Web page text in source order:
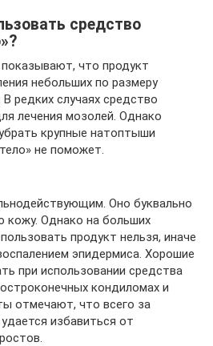
средство
что продукт
небольших по размеру
редких случаях средство
лечения мозолей. Однако
крупные натоптыши
не поможет.
Оно буквально
кожу. Однако на больших
продукт нельзя, иначе
эпидермиса. Хорошие
при использовании средства
кондиломах и
отмечают, что всего за
избавиться от